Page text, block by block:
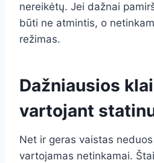
nereikėtų. Jei dažnai
būti ne atmintis, o
režimas.
Dažniausios
vartojant
Net ir geras vaistas
vartojamas netinkamai.